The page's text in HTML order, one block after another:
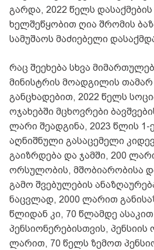
გარდა, 2022 წელს
ხელშეწყობით ღია შრომის
სამუშაოს მაძიებელი
რაც შეეხება სხვა
მინისტრის მოადგილის
განცხადებით, 2022 წელს
ოჯახებში მცხოვრები
ლარი შეადგინა, 2023 წლის
აღნიშნული გასაცემელი
გაიზრდება და ჯამში, 200
ორსულობის, მშობიარობისა
გამო შვებულების
ნაცვლად, 2000 ლარით
წლიდან კი, 70 წლამდე ასაკით
პენსიონერებისთვის, პენსიის
ლარით, 70 წელს ზემოთ